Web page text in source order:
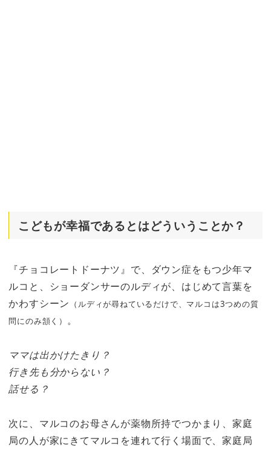
こどもが幸福であるとはどういうことか？
『チョコレートドーナツ』で、ダウン症をもつ少年マ
ルコと、ショーダンサーのルディが、はじめて言葉を
かわすシーン （ルディが尋ねているだけで、マルコは3つめの質
問にのみ頷く） 。
ママは出かけたきり？
行き先も分からない？
話せる？
次に、マルコのお母さんが薬物所持でつかまり、家庭
局の人が家にきてマルコを連れて行く場面で、家庭局